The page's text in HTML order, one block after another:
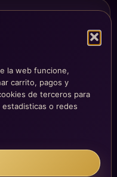
la web funcione,
carrito, pagos y
de terceros para
o redes